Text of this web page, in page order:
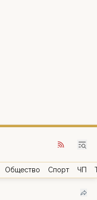
Общество Спорт ЧП